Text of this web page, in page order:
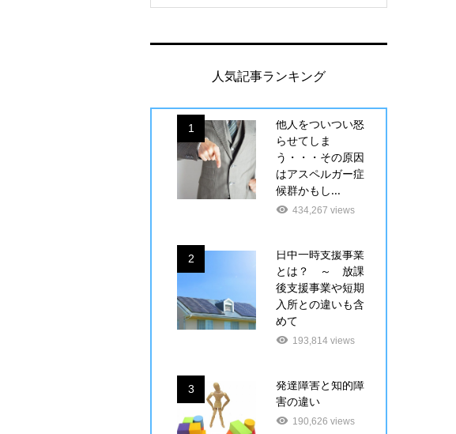
人気記事ランキング
1
他人をついつい怒
らせてしま
う・・・その原因
はアスペルガー症
候群かもし...
434,267 views
2
日中一時支援事業
とは？ ～ 放課
後支援事業や短期
入所との違いも含
めて
193,814 views
3
発達障害と知的障
害の違い
190,626 views